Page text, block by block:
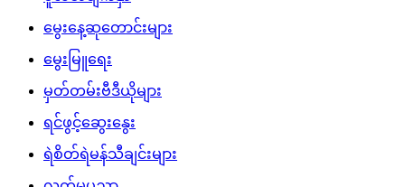
မွေးနေ့ဆုတောင်းများ
မွေးမြူရေး
မှတ်တမ်းဗီဒီယိုများ
ရင်ဖွင့်ဆွေးနွေး
ရဲစိတ်ရဲမန်သီချင်းများ